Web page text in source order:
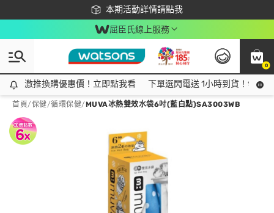
本期活動詳情請點我
下載app最高回饋$350
屈臣氏線上服務
0
激推換購優惠價！立即點我看
激推換購優惠價！立即點我看 下單選閃電送 1小時到貨！領神
首頁/保健/循環保健/MUVA冰熱雙效水袋6吋(藍白點)SA3003WB